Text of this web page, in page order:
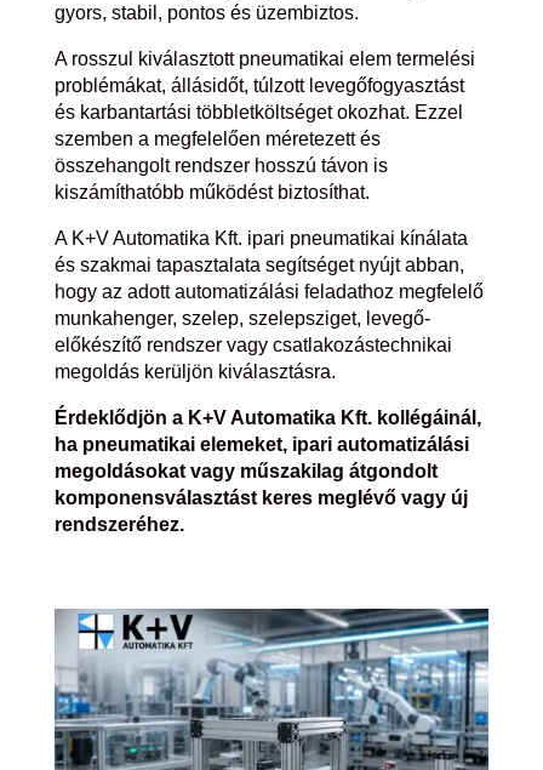
gyors, stabil, pontos és üzembiztos.
A rosszul kiválasztott pneumatikai elem termelési
problémákat, állásidőt, túlzott levegőfogyasztást
és karbantartási többletköltséget okozhat. Ezzel
szemben a megfelelően méretezett és
összehangolt rendszer hosszú távon is
kiszámíthatóbb működést biztosíthat.
A K+V Automatika Kft. ipari pneumatikai kínálata
és szakmai tapasztalata segítséget nyújt abban,
hogy az adott automatizálási feladathoz megfelelő
munkahenger, szelep, szelepsziget, levegő-
előkészítő rendszer vagy csatlakozástechnikai
megoldás kerüljön kiválasztásra.
Érdeklődjön a K+V Automatika Kft. kollégáinál,
ha pneumatikai elemeket, ipari automatizálási
megoldásokat vagy műszakilag átgondolt
komponensválasztást keres meglévő vagy új
rendszeréhez.